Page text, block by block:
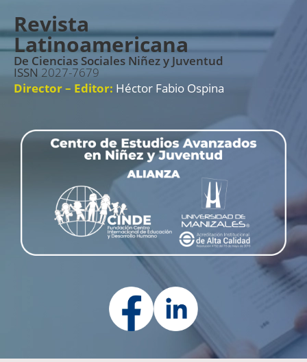
Revista
Latinoamericana
De Ciencias Sociales Niñez y Juventud
ISSN 2027-7679
Director – Editor: Héctor Fabio Ospina